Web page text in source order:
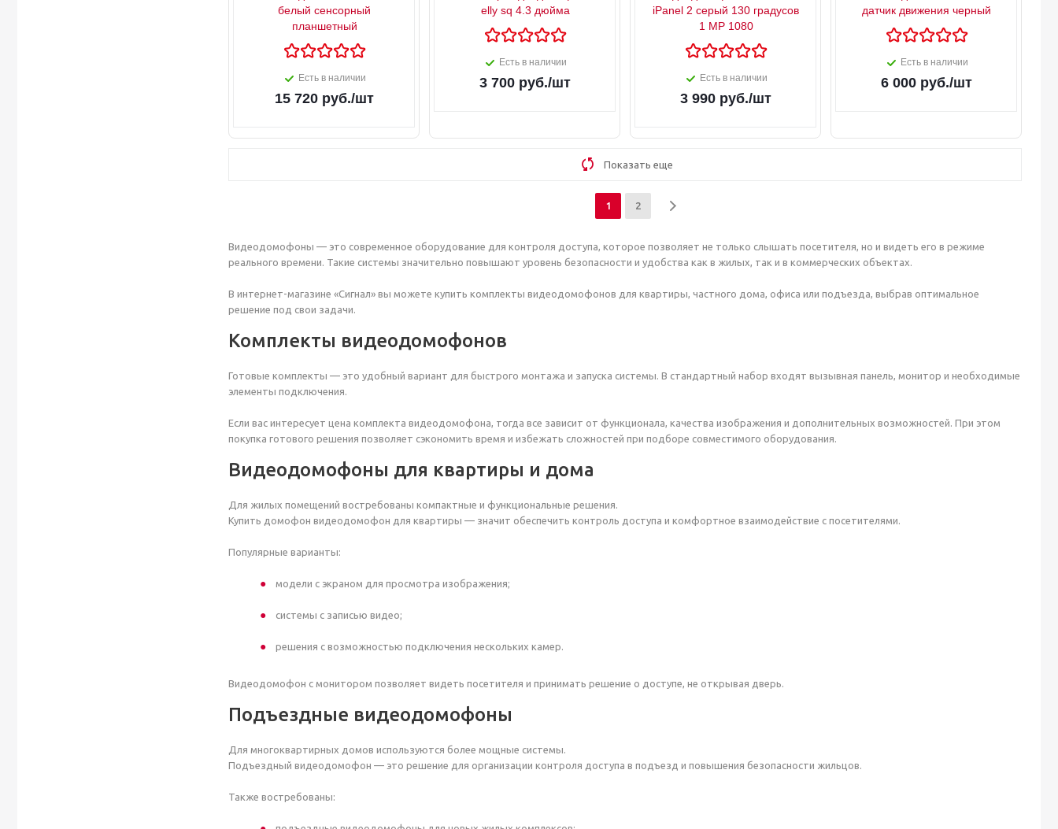
белый сенсорный
планшетный
Есть в наличии
15 720 руб./шт
elly sq 4.3 дюйма
Есть в наличии
3 700 руб./шт
iPanel 2 серый 130 градусов
1 MP 1080
Есть в наличии
3 990 руб./шт
датчик движения черный
Есть в наличии
6 000 руб./шт
Показать еще
1 2
Видеодомофоны — это современное оборудование для контроля доступа, которое позволяет не только слышать посетителя, но и видеть его в режиме
реального времени. Такие системы значительно повышают уровень безопасности и удобства как в жилых, так и в коммерческих объектах.
В интернет-магазине «Сигнал» вы можете купить комплекты видеодомофонов для квартиры, частного дома, офиса или подъезда, выбрав оптимальное
решение под свои задачи.
Комплекты видеодомофонов
Готовые комплекты — это удобный вариант для быстрого монтажа и запуска системы. В стандартный набор входят вызывная панель, монитор и необходимые
элементы подключения.
Если вас интересует цена комплекта видеодомофона, тогда все зависит от функционала, качества изображения и дополнительных возможностей. При этом
покупка готового решения позволяет сэкономить время и избежать сложностей при подборе совместимого оборудования.
Видеодомофоны для квартиры и дома
Для жилых помещений востребованы компактные и функциональные решения.
Купить домофон видеодомофон для квартиры — значит обеспечить контроль доступа и комфортное взаимодействие с посетителями.
Популярные варианты:
модели с экраном для просмотра изображения;
системы с записью видео;
решения с возможностью подключения нескольких камер.
Видеодомофон с монитором позволяет видеть посетителя и принимать решение о доступе, не открывая дверь.
Подъездные видеодомофоны
Для многоквартирных домов используются более мощные системы.
Подъездный видеодомофон — это решение для организации контроля доступа в подъезд и повышения безопасности жильцов.
Также востребованы: